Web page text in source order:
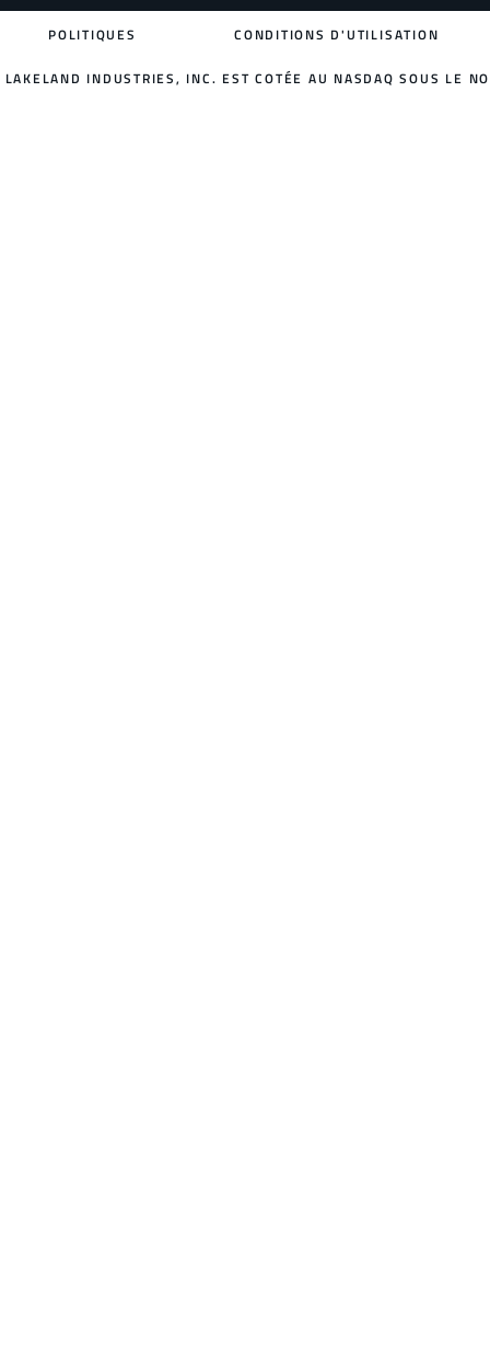
POLITIQUES CONDITIONS D'UTILISATION
LAKELAND INDUSTRIES, INC. EST COTÉE AU NASDAQ SOUS LE